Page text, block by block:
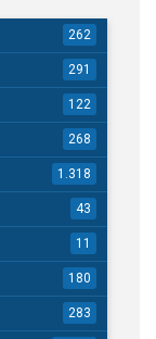
262
291
122
268
1.318
43
11
180
283